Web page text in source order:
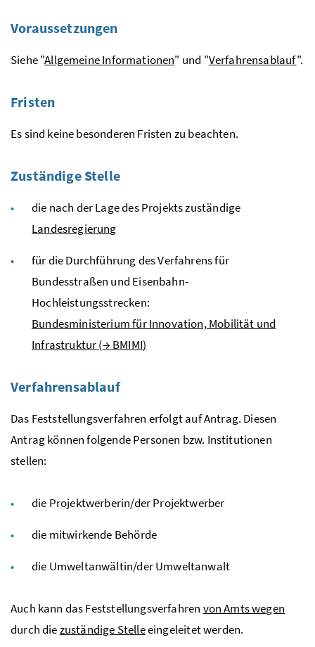
Voraussetzungen
Siehe "Allgemeine Informationen" und "Verfahrensablauf".
Fristen
Es sind keine besonderen Fristen zu beachten.
Zuständige Stelle
die nach der Lage des Projekts zuständige
Landesregierung
für die Durchführung des Verfahrens für
Bundesstraßen und Eisenbahn-
Hochleistungsstrecken:
Bundesministerium für Innovation, Mobilität und
Infrastruktur (→ BMIMI)
Verfahrensablauf
Das Feststellungsverfahren erfolgt auf Antrag. Diesen
Antrag können folgende Personen bzw. Institutionen
stellen:
die Projektwerberin/der Projektwerber
die mitwirkende Behörde
die Umweltanwältin/der Umweltanwalt
Auch kann das Feststellungsverfahren von Amts wegen
durch diezuständige Stelleeingeleitet werden.